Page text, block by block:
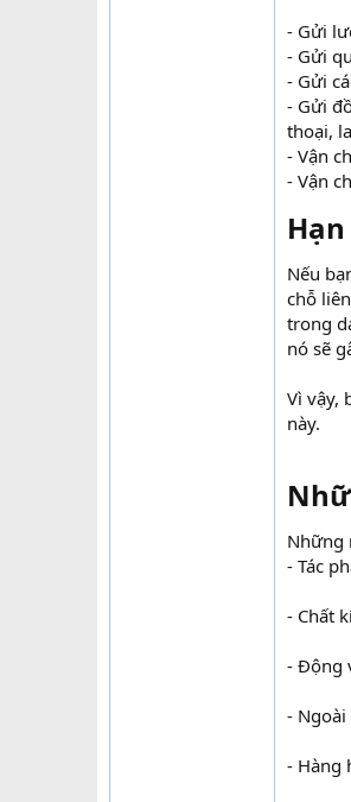
- Gửi
- Gửi
- Gửi
- Gửi
thoại,
- Vận
- Vận
Nếu
chỗ
trong
nó sẽ
Vì vậy,
này.
Những
- Tác
- Chất
- Động
-
- Hàng